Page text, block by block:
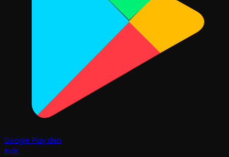
Google Play'den
İndir